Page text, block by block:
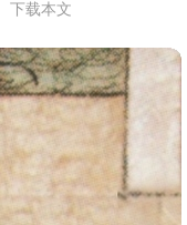
下载本文